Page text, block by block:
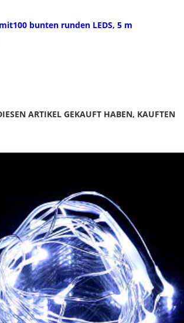
bunten runden LEDS, 5 m
ARTIKEL GEKAUFT HABEN, KAUFTEN